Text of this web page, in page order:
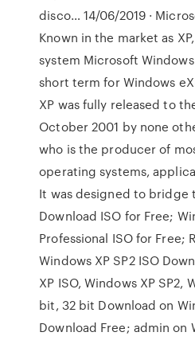
disco… 14/06/2019 ·
Known in the market as
system Microsoft
short term for Windows
XP was fully released to
October 2001 by none
who is the producer of
operating systems,
It was designed to bridge
Download ISO for Free;
Professional ISO for Free;
Windows XP SP2 ISO
XP ISO, Windows XP SP2,
bit, 32 bit Download on
Download Free; admin on